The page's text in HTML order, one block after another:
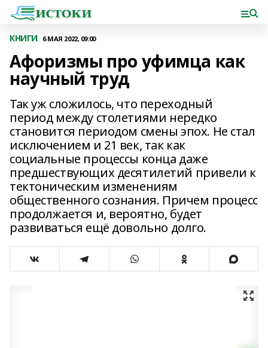
КНИГИ 6 МАЯ 2022, 09:00
Афоризмы про уфимца как
научный труд
Так уж сложилось, что переходный
период между столетиями нередко
становится периодом смены эпох. Не стал
исключением и 21 век, так как
социальные процессы конца даже
предшествующих десятилетий привели к
тектоническим изменениям
общественного сознания. Причем процесс
продолжается и, вероятно, будет
развиваться ещё довольно долго.